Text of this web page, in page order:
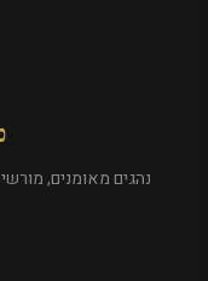
נהגים מאומנים,